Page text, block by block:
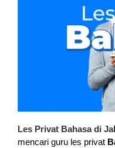
Les Privat Bahasa di
mencari guru les privat